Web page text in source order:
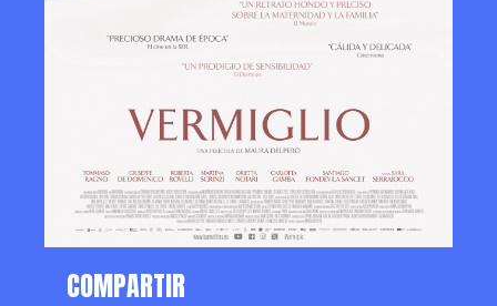
COMPARTIR